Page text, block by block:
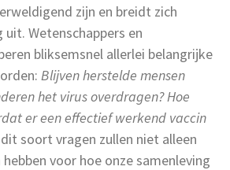
zijn en breidt zich
Wetenschappers en
bliksemsnel allerlei belangrijke
Blijven herstelde mensen
het virus overdragen? Hoe
er een effectief werkend vaccin
soort vragen zullen niet alleen
voor hoe onze samenleving